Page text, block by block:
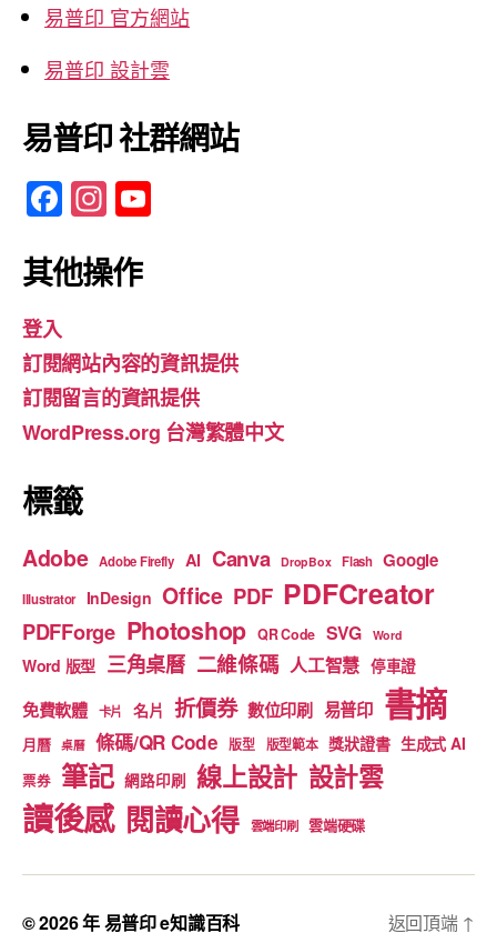
易普印 官方網站
易普印 設計雲
易普印 社群網站
F
a
c
b
o
o
k
In
st
a
gr
a
m
u
b
e
其他操作
登入
訂閱網站內容的資訊提供
訂閱留言的資訊提供
WordPress.org 台灣繁體中文
標籤
Adobe Adobe Firefly AI Canva DropBox Flash Google
Illustrator InDesign Office PDF PDFCreator
PDFForge Photoshop QR Code SVG Word
Word 版型 三角桌曆 二維條碼 人工智慧 停車證
免費軟體 卡片 名片 折價券 數位印刷 易普印 書摘
月曆 桌曆 條碼/QR Code 版型 版型範本 獎狀證書 生成式 AI
票券 筆記 網路印刷 線上設計 設計雲
讀後感 閱讀心得 雲端印刷 雲端硬碟
© 2026 年易普印 e知識百科 返回頂端 ↑